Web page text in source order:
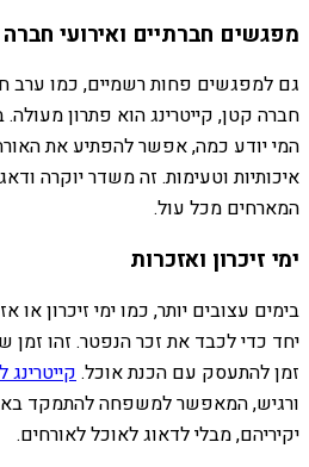
מפגשים חברתיים ואירועי חברה
גם למפגשים פחות רשמיים, כמו ערב
חברה קטן, קייטרינג הוא פתרון
המי יודע כמה, אפשר להפתיע את
איכותיות וטעימות. זה משדר יוקרה
המארחים מכל עול.
ימי זיכרון ואזכרות
בימים עצובים יותר, כמו ימי זיכרון
יחד כדי לכבד את זכר הנפטר. זהו זמן
זמן להתעסק עם הכנת אוכל.קייטרינג
ורגיש, המאפשר למשפחה להתמקד
יקיריהם, מבלי לדאוג לאוכל לאורחים.